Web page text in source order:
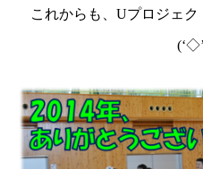
これからも、 Uプロジェク
(‘◇